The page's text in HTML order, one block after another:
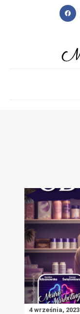
4 września, 2023